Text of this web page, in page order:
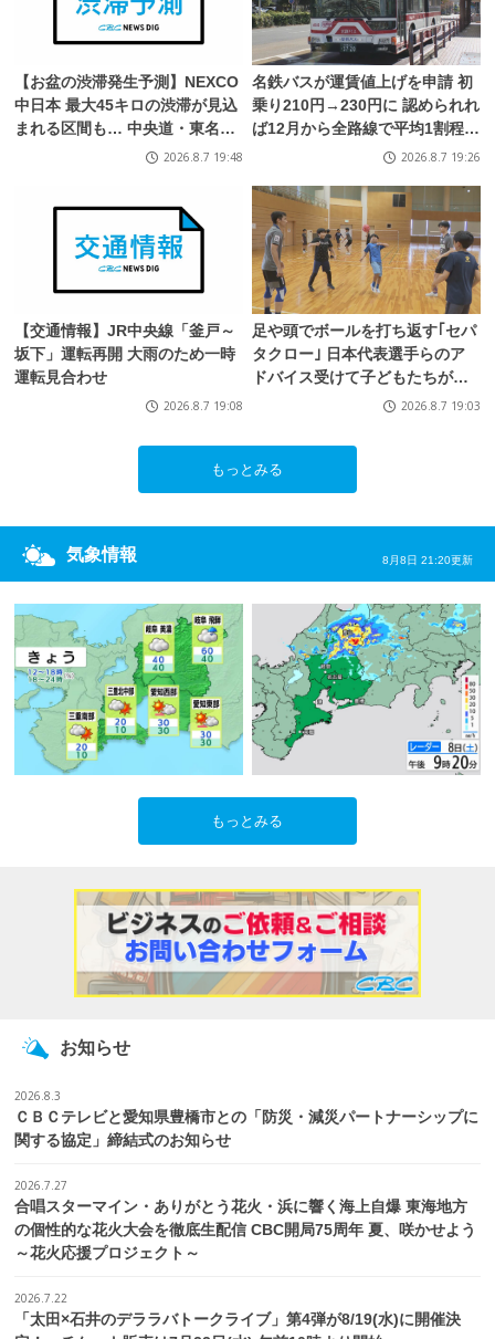
【お盆の渋滞発生予測】NEXCO
中日本 最大45キロの渋滞が見込
まれる区間も… 中央道・東名・
新東名・東名阪道・伊勢湾岸
2026.8.7 19:48
名鉄バスが運賃値上げを申請 初
乗り210円→230円に 認められれ
ば12月から全路線で平均1割程度
の値上げへ 人件費増や燃料価格
2026.8.7 19:26
【交通情報】JR中央線「釜戸～
坂下」運転再開 大雨のため一時
運転見合わせ
2026.8.7 19:08
足や頭でボールを打ち返す｢セパ
タクロー｣ 日本代表選手らのア
ドバイス受けて子どもたちが挑
戦 愛知･北名古屋市【アジア大
2026.8.7 19:03
もっとみる
気象情報 8月8日 21:20更新
もっとみる
お知らせ
2026.8.3
ＣＢＣテレビと愛知県豊橋市との「防災・減災パートナーシップに
関する協定」締結式のお知らせ
2026.7.27
合唱スターマイン・ありがとう花火・浜に響く海上自爆 東海地方
の個性的な花火大会を徹底生配信 CBC開局75周年 夏、咲かせよう
～花火応援プロジェクト～
2026.7.22
「太田×石井のデララバトークライブ」第4弾が8/19(水)に開催決